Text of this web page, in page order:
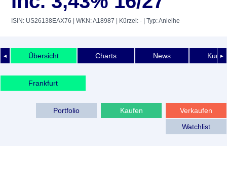
ISIN: US26138EAX76 | WKN: A18987 | Kürzel: - | Typ: Anleihe
◄ ►
Übersicht Charts News
Frankfurt
Verkaufen
Kaufen
Portfolio
Watchlist